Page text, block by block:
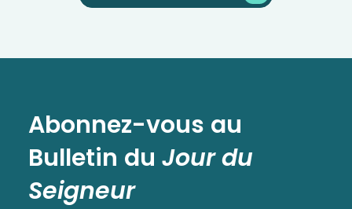
Abonnez-vous au
Bulletin du Jour du
Seigneur